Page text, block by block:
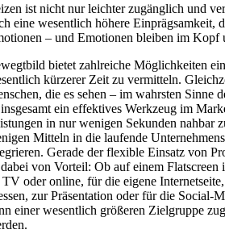
ist nicht nur leichter zugänglich und
eine wesentlich höhere Einprägsamkeit,
– und Emotionen bleiben im Kopf
bietet zahlreiche Möglichkeiten
kürzerer Zeit zu vermitteln.
die es sehen – im wahrsten Sinne
ein effektives Werkzeug im
in nur wenigen Sekunden nahbar
Mitteln in die laufende
Gerade der flexible Einsatz von
von Vorteil: Ob auf einem Flatscreen
oder online, für die eigene
zur Präsentation oder für die Social-
einer wesentlich größeren Zielgruppe